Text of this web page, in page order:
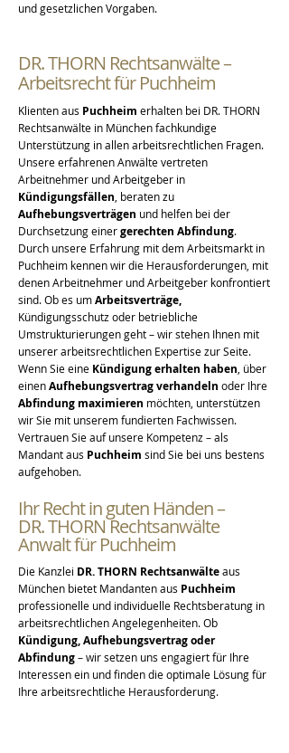
und gesetzlichen Vorgaben.
DR. THORN Rechtsanwälte –
Arbeitsrecht für Puchheim
Klienten aus Puchheim erhalten bei DR. THORN
Rechtsanwälte in München fachkundige
Unterstützung in allen arbeitsrechtlichen Fragen.
Unsere erfahrenen Anwälte vertreten
Arbeitnehmer und Arbeitgeber in
Kündigungsfällen , beraten zu
Aufhebungsverträgen und helfen bei der
Durchsetzung einergerechten Abfindung.
Durch unsere Erfahrung mit dem Arbeitsmarkt in
Puchheim kennen wir die Herausforderungen, mit
denen Arbeitnehmer und Arbeitgeber konfrontiert
sind. Ob es umArbeitsverträge,
Kündigungsschutz oder betriebliche
Umstrukturierungen geht – wir stehen Ihnen mit
unserer arbeitsrechtlichen Expertise zur Seite.
Wenn Sie eine Kündigung erhalten haben , über
einenAufhebungsvertrag verhandeln oder Ihre
Abfindung maximieren möchten, unterstützen
wir Sie mit unserem fundierten Fachwissen.
Vertrauen Sie auf unsere Kompetenz – als
Mandant aus Puchheim sind Sie bei uns bestens
aufgehoben.
Ihr Recht in guten Händen –
DR. THORN Rechtsanwälte
Anwalt für Puchheim
Die Kanzlei DR. THORN Rechtsanwälteaus
München bietet Mandanten aus Puchheim
professionelle und individuelle Rechtsberatung in
arbeitsrechtlichen Angelegenheiten. Ob
Kündigung, Aufhebungsvertrag oder
Abfindung– wir setzen uns engagiert für Ihre
Interessen ein und finden die optimale Lösung für
Ihre arbeitsrechtliche Herausforderung.